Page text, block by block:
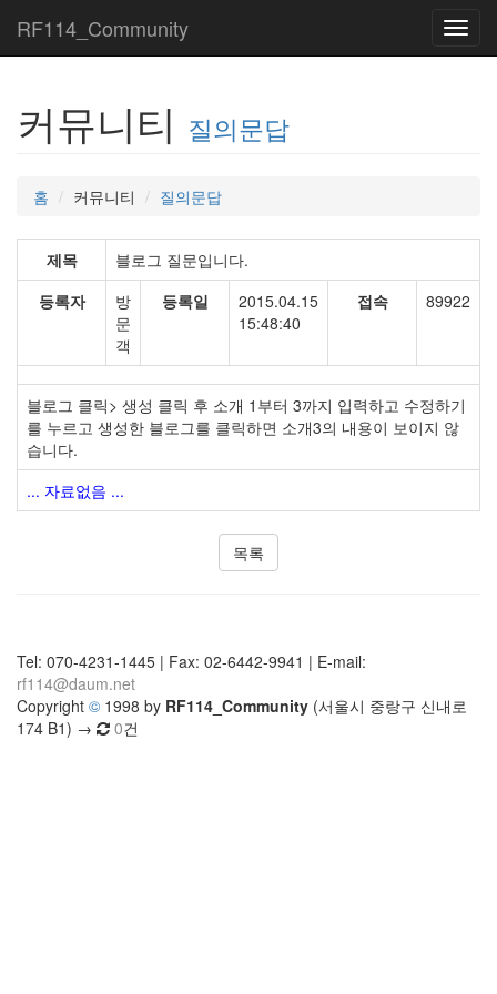
RF114_Community
커뮤니티 질의문답
홈 커뮤니티 질의문답
제목
블로그 질문입니다.
등록자
방
문
객
등록일
2015.04.15
15:48:40
접속 89922
블로그 클릭> 생성 클릭 후 소개 1부터 3까지 입력하고 수정하기
를 누르고 생성한 블로그를 클릭하면 소개3의 내용이 보이지 않
습니다.
... 자료없음 ...
목록
Tel: 070-4231-1445 | Fax: 02-6442-9941 | E-mail:
rf114@daum.net
Copyright © 1998 by RF114_Community (서울시 중랑구 신내로
174 B1) →
0건